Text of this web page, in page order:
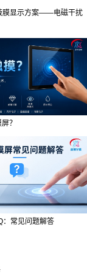
膜显示方案——电磁干扰
？
：常见问题解答